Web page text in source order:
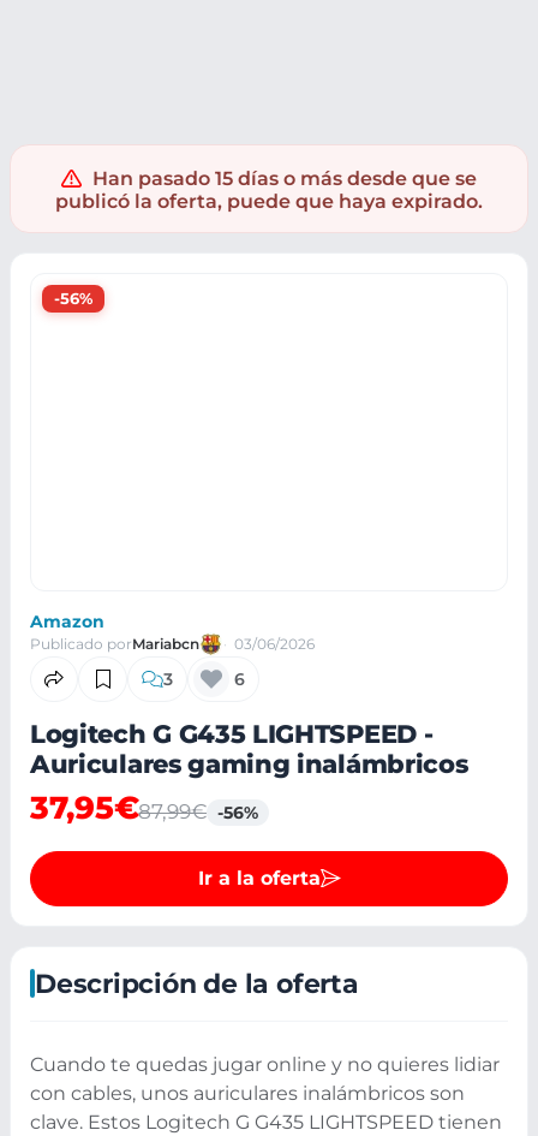
Han pasado 15 días o más desde que se
publicó la oferta, puede que haya expirado.
-56%
Amazon
Publicado porMariabcn 03/06/2026
3 6
Logitech G G435 LIGHTSPEED -
Auriculares gaming inalámbricos
37,95€87,99€ -56%
Ir a la oferta
Descripción de la oferta
Cuando te quedas jugar online y no quieres lidiar
con cables, unos auriculares inalámbricos son
clave. Estos Logitech G G435 LIGHTSPEED tienen